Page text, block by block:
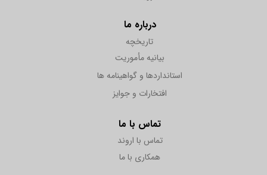
درباره ما
تاریخچه
بیانیه مأموریت
استانداردها و گواهینامه ها
افتخارات و جوایز
تماس با ما
تماس با اروند
همکاری با ما